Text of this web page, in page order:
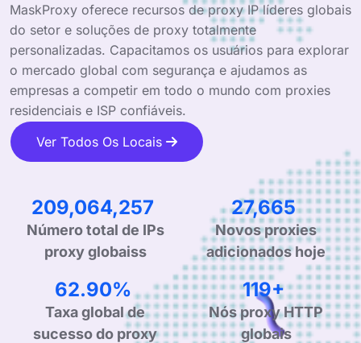
MaskProxy oferece recursos de proxy IP líderes globais
do setor e soluções de proxy totalmente
personalizadas. Capacitamos os usuários para explorar
o mercado global com segurança e ajudamos as
empresas a competir em todo o mundo com proxies
residenciais e ISP confiáveis.
Ver Todos Os Locais
329,605,812
Número total de IPs
proxy globaiss
43,934
Novos proxies
adicionados hoje
99.90%
Taxa global de
sucesso do proxy
190+
Nós proxy HTTP
globais